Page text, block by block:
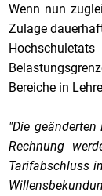
Wenn nun
Zulage
Bereiche in
"Die
Rechnung
Tarifabschluss